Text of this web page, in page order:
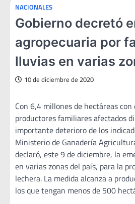
NACIONALES
Gobierno decretó
agropecuaria por
lluvias en varias
10 de diciembre de 2020
Con 6,4 millones de hectáreas
productores familiares afectados
importante deterioro de los
Ministerio de Ganadería
declaró, este 9 de diciembre, la
en varias zonas del país, para la
lechera. La medida alcanza a
los que tengan menos de 500